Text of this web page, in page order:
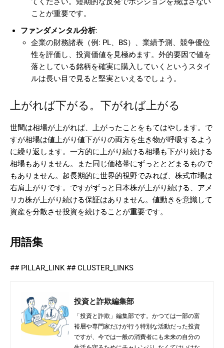
ことが重要です。
ファンダメンタル分析:
企業の財務諸表（例: PL、BS）、業績予測、競争優位
性を評価し、投資価値を見極めます。外的要因で値を
落としている銘柄を確実に購入していくというスタイ
ルは長い目で見ると堅実といえるでしょう。
上がれば下がる。下がれば上がる
世間は相場が上がれば、上がったことをもてはやします。で
すが相場は値上がり値下がりの両方を生き物が呼吸するよう
に繰り返します。一方的に上がり続ける相場も下がり続ける
相場もありません。また同じ価格帯にずっととどまるもので
もありません。超長期的に世界的視野でみれば、株式市場は
右肩上がりです。ですがずっと日本株が上がり続ける、アメ
リカ株が上がり続ける保証はありません。値動きを意識して
資産を分散させ投資を続けることが重要です。
用語集
## PILLAR_LINK ## CLUSTER_LINKS
投資と詐欺編集部
「投資と詐欺」編集部です。かつては一部の富
裕層や専門家だけが行う特別な活動だった投資
ですが、今では一般の消費者にも未来の自分の